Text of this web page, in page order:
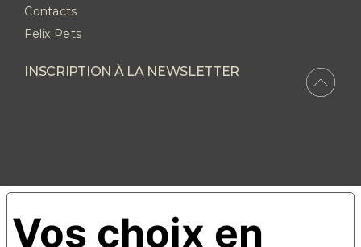
Contacts
Felix Pets
INSCRIPTION À LA NEWSLETTER
Vos choix en